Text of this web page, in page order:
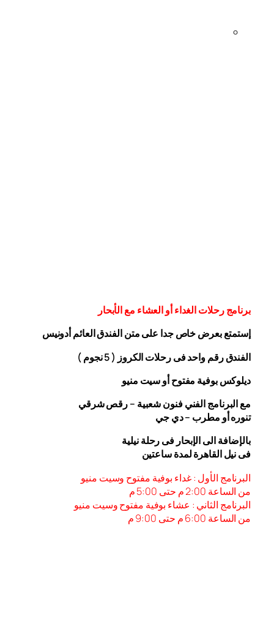
برنامج رحلات الغداء أو العشاء مع الأبحار
إستمتع بعرض خاص جدا على متن الفندقالعائم أدونيس
الفندق رقم واحد فى رحلات الكروز ( 5 نجوم )
ديلوكس بوفية مفتوح أو سيت منيو
مع البرنامج الفني فنون شعبية – رقص شرقي
تنوره أو مطرب – دي جي
بالإضافة الى الإبحار فى رحلة نيلية
فى نيل القاهرة لمدة ساعتين
البرنامج الأول : غداء بوفية مفتوح وسيت منيو
من الساعة 2:00 م حتى 5:00 م
البرنامج الثاني : عشاء بوفية مفتوح وسيت منيو
من الساعة 6:00
م حتى 9:00 م